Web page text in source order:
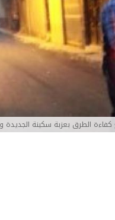
الطرق بعزبة سكينة الجديدة